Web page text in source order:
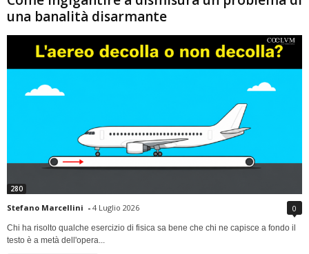
una banalità disarmante
280
Stefano Marcellini - 4 Luglio 2026 0
Chi ha risolto qualche esercizio di fisica sa bene che chi ne capisce a fondo il
testo è a metà dell'opera...